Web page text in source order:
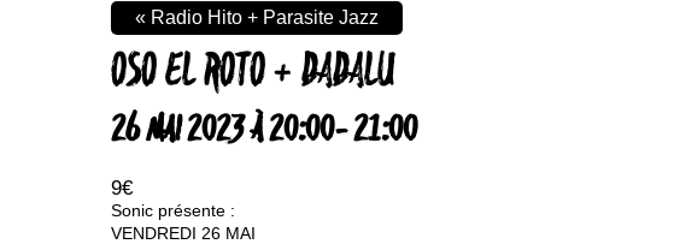
OSO EL ROTO + DADALU
26 MAI 2023 À 20:00-21:00
9€
« Radio Hito + Parasite Jazz
Sonic présente :
VENDREDI 26 MAI